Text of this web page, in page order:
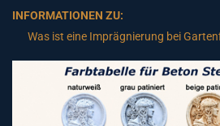
INFORMATIONEN ZU:
Was ist eine Imprägnierung bei